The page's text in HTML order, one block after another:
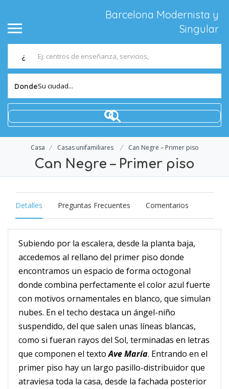
Barcelona Modernista y
Singular
¿
DondeSu ciudad...
Casa Casas unifamiliares Can Negre – Primer piso
Can Negre – Primer piso
Detalles Preguntas Frecuentes Comentarios
Subiendo por la escalera, desde la planta baja,
accedemos al rellano del primer piso donde
encontramos un espacio de forma octogonal
donde combina perfectamente el color azul fuerte
con motivos ornamentales en blanco, que simulan
nubes. En el techo destaca un ángel-niño
suspendido, del que salen unas líneas blancas,
como si fueran rayos del Sol, terminadas en letras
que componen el textoAve María. Entrando en el
primer piso hay un largo pasillo-distribuidor que
atraviesa toda la casa, desde la fachada posterior